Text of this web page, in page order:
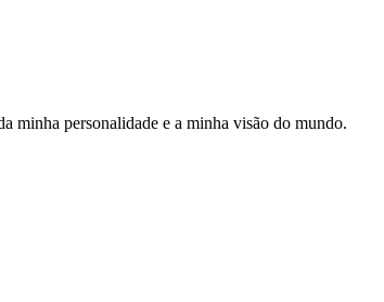
minha personalidade e a minha visão do mundo.